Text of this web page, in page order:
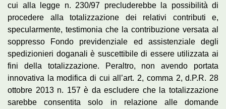
cui alla legge n. 230/97 precluderebbe la possibilità di
procedere alla totalizzazione dei relativi contributi e,
specularmente, testimonia che la contribuzione versata al
soppresso Fondo previdenziale ed assistenziale degli
spedizionieri doganali è suscettibile di essere utilizzata ai
fini della totalizzazione. Peraltro, non avendo portata
innovativa la modifica di cui all’art. 2, comma 2, d.P.R. 28
ottobre 2013 n. 157 è da escludere che la totalizzazione
sarebbe consentita solo in relazione alle domande